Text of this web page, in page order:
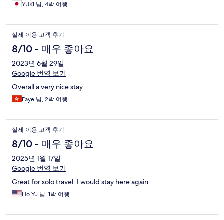
YUKI 님, 4박 여행
실제 이용 고객 후기
8/10 - 매우 좋아요
2023년 6월 29일
Google 번역 보기
Overall a very nice stay.
Faye 님, 2박 여행
실제 이용 고객 후기
8/10 - 매우 좋아요
2025년 1월 17일
Google 번역 보기
Great for solo travel. I would stay here again.
Ho Yu 님, 1박 여행